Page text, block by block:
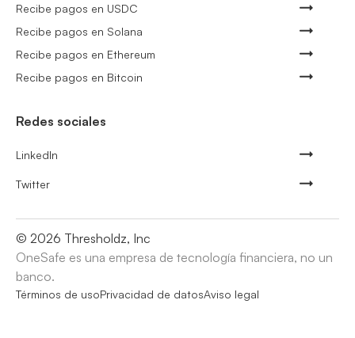
Recibe pagos en USDC
Recibe pagos en Solana
Recibe pagos en Ethereum
Recibe pagos en Bitcoin
Redes sociales
LinkedIn
Twitter
© 2026 Thresholdz, Inc
OneSafe es una empresa de tecnología financiera, no un
banco.
Términos de usoPrivacidad de datosAviso legal